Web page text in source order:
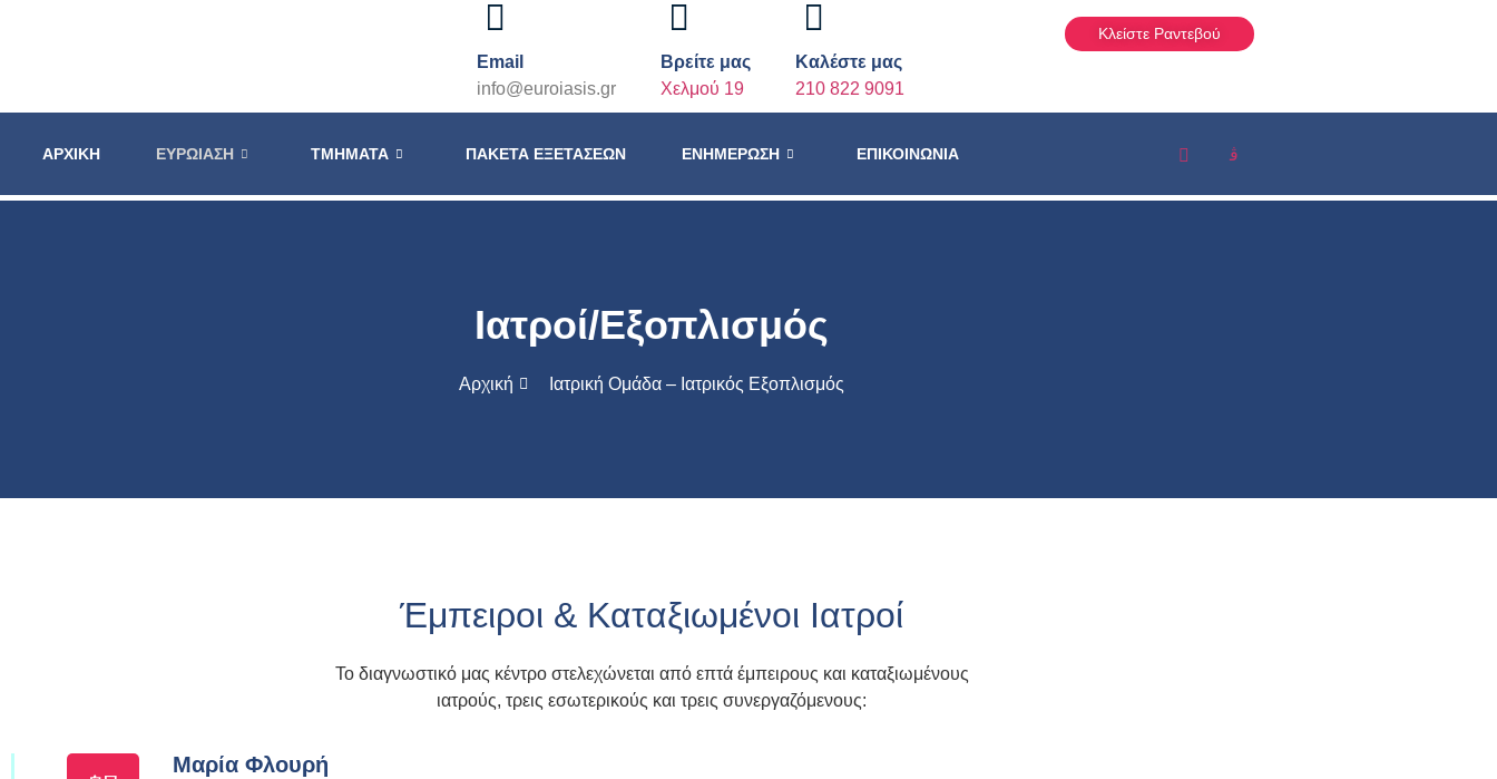
Email
info@euroiasis.gr
Βρείτε μας
Χελμού 19
Καλέστε μας
210 822 9091
Κλείστε Ραντεβού
ΑΡΧΙΚΉ ΕΥΡΩΊΑΣΗ ΤΜΉΜΑΤΑ ΠΑΚΈΤΑ ΕΞΕΤΆΣΕΩΝ ΕΝΗΜΈΡΩΣΗ ΕΠΙΚΟΙΝΩΝΊΑ
Ιατροί/Εξοπλισμός
Αρχική Ιατρική Ομάδα – Ιατρικός Εξοπλισμός
Έμπειροι & Καταξιωμένοι Ιατροί
Το διαγνωστικό μας κέντρο στελεχώνεται από επτά έμπειρους και καταξιωμένους
ιατρούς, τρεις εσωτερικούς και τρεις συνεργαζόμενους:
Μαρία Φλουρή